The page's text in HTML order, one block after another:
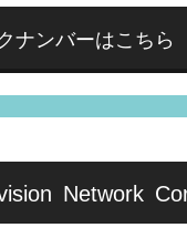
ナンバーはこちら
Network